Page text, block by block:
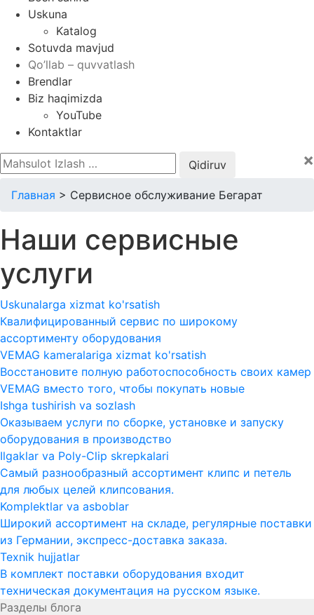
Uskuna
Katalog
Sotuvda mavjud
Qo’llab – quvvatlash
Brendlar
Biz haqimizda
YouTube
Kontaktlar
Qidirshish:
×
Главная > Сервисное обслуживание Бегарат
Наши сервисные
услуги
Uskunalarga xizmat ko'rsatish
Квалифицированный сервис по широкому
ассортименту оборудования
VEMAG kameralariga xizmat ko'rsatish
Восстановите полную работоспособность своих камер
VEMAG вместо того, чтобы покупать новые
Ishga tushirish va sozlash
Оказываем услуги по сборке, установке и запуску
оборудования в производство
Ilgaklar va Poly-Clip skrepkalari
Самый разнообразный ассортимент клипс и петель
для любых целей клипсования.
Komplektlar va asboblar
Широкий ассортимент на складе, регулярные поставки
из Германии, экспресс-доставка заказа.
Texnik hujjatlar
В комплект поставки оборудования входит
техническая документация на русском языке.
Разделы блога